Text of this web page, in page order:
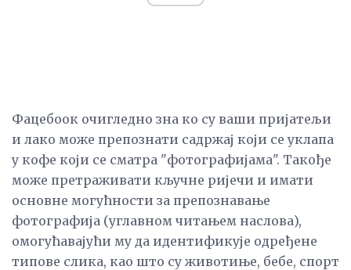
Фацебоок очигледно зна ко су ваши пријатељи
и лако може препознати садржај који се уклапа
у кофе који се сматра "фотографијама". Такође
може претраживати кључне ријечи и имати
основне могућности за препознавање
фотографија (углавном читањем наслова),
омогућавајући му да идентификује одређене
типове слика, као што су животиње, бебе, спорт